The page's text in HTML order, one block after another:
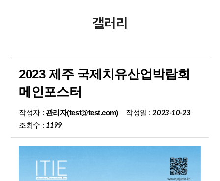
갤러리
2023 제주 국제치유산업박람회
메인포스터
작성자 : 관리자(test@test.com) 작성일 :2023-10-23
조회수 : 1199